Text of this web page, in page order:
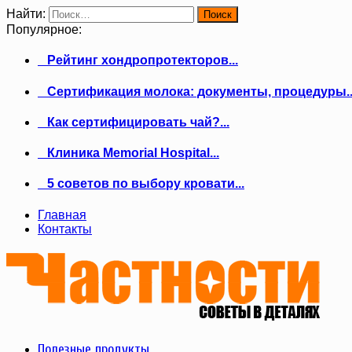
Найти:
Популярное:
Рейтинг хондропротекторов...
Сертификация молока: документы,
Как сертифицировать чай?...
Клиника Memorial Hospital...
5 советов по выбору кровати...
Главная
Контакты